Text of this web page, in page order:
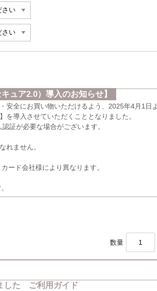
ュア2.0）導入のお知らせ】
安全にお買い物いただけるよう、2025年4月1日
を導入させていただくこととなりました。
証が必要な場合がございます。
れません。
ード会社様により異なります。
数量
した ご利用ガイド